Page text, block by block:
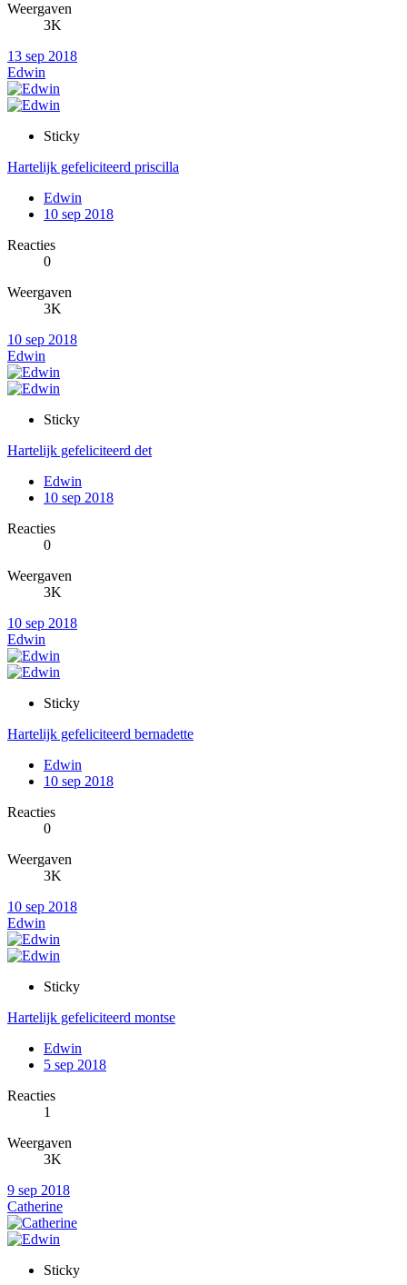
Weergaven
3K
13 sep 2018
Edwin
Sticky
Hartelijk gefeliciteerd priscilla
Edwin
10 sep 2018
Reacties
0
Weergaven
3K
10 sep 2018
Edwin
Sticky
Hartelijk gefeliciteerd det
Edwin
10 sep 2018
Reacties
0
Weergaven
3K
10 sep 2018
Edwin
Sticky
Hartelijk gefeliciteerd bernadette
Edwin
10 sep 2018
Reacties
0
Weergaven
3K
10 sep 2018
Edwin
Sticky
Hartelijk gefeliciteerd montse
Edwin
5 sep 2018
Reacties
1
Weergaven
3K
9 sep 2018
Catherine
Sticky